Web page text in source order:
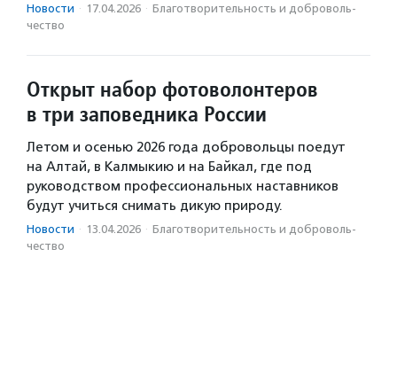
Новости · 17.04.2026 · Благотвори­тель­ность и доброволь­
чест­во
Открыт набор фотоволонтеров
в три заповедника России
Летом и осенью 2026 года добровольцы поедут
на Алтай, в Калмыкию и на Байкал, где под
руководством профессиональных наставников
будут учиться снимать дикую природу.
Новости · 13.04.2026 · Благотвори­тель­ность и доброволь­
чест­во